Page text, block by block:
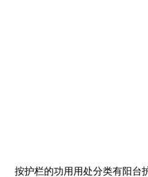
按护栏的功用用处分类有阳台